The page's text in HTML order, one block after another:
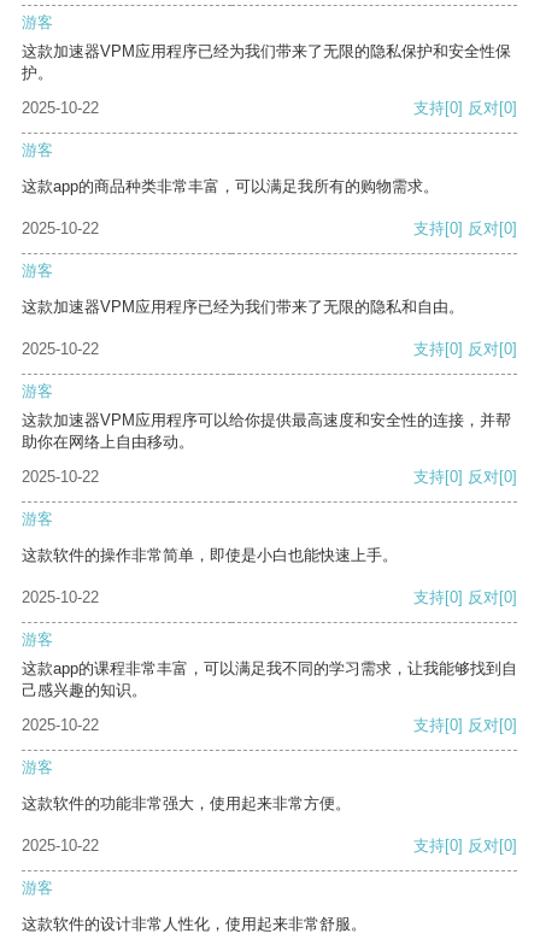
游客
这款加速器VPM应用程序已经为我们带来了无限的隐私保护和安全性保
护。
2025-10-22
支持[0] 反对[0]
游客
这款app的商品种类非常丰富，可以满足我所有的购物需求。
2025-10-22 支持[0] 反对[0]
游客
这款加速器VPM应用程序已经为我们带来了无限的隐私和自由。
2025-10-22 支持[0] 反对[0]
游客
这款加速器VPM应用程序可以给你提供最高速度和安全性的连接，并帮
助你在网络上自由移动。
2025-10-22
支持[0] 反对[0]
游客
这款软件的操作非常简单，即使是小白也能快速上手。
2025-10-22 支持[0] 反对[0]
游客
这款app的课程非常丰富，可以满足我不同的学习需求，让我能够找到自
己感兴趣的知识。
2025-10-22
支持[0] 反对[0]
游客
这款软件的功能非常强大，使用起来非常方便。
2025-10-22 支持[0] 反对[0]
游客
这款软件的设计非常人性化，使用起来非常舒服。